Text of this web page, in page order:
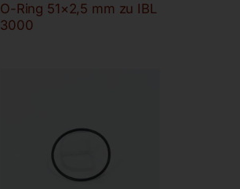
O-Ring 51×2,5 mm zu IBL
3000